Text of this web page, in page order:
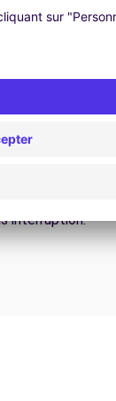
et 7j/7
service
interruption.